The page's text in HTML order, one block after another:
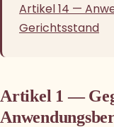
Artikel 14 —
Gerichtsstand
Artikel 1 —